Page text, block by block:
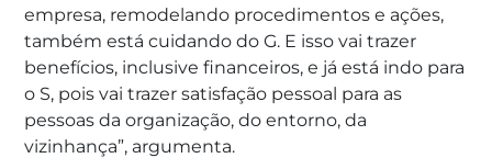
empresa, remodelando procedimentos e ações,
também está cuidando do G. E isso vai trazer
benefícios, inclusive financeiros, e já está indo para
o S, pois vai trazer satisfação pessoal para as
pessoas da organização, do entorno, da
vizinhança”, argumenta.